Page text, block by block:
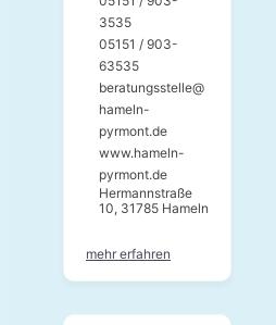
3535
05151 / 903-
63535
beratungsstelle@
hameln-
pyrmont.de
www.hameln-
pyrmont.de
Hermannstraße
10, 31785 Hameln
mehr erfahren